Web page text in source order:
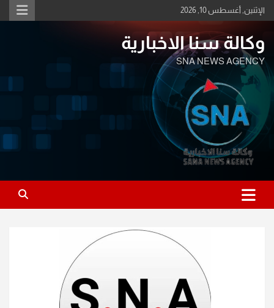
Skip
to
الإثنين, أغسطس 10, 2026
وكالة سنا الاخبارية
SNA NEWS AGENCY